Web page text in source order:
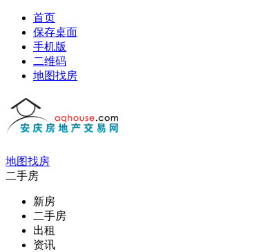
首页
保存桌面
手机版
二维码
地图找房
地图找房
二手房
新房
二手房
出租
资讯